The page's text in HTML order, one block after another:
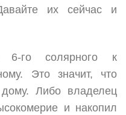
их сейчас и
6-го солярного к
Это значит, что
Либо владелец
и накопил